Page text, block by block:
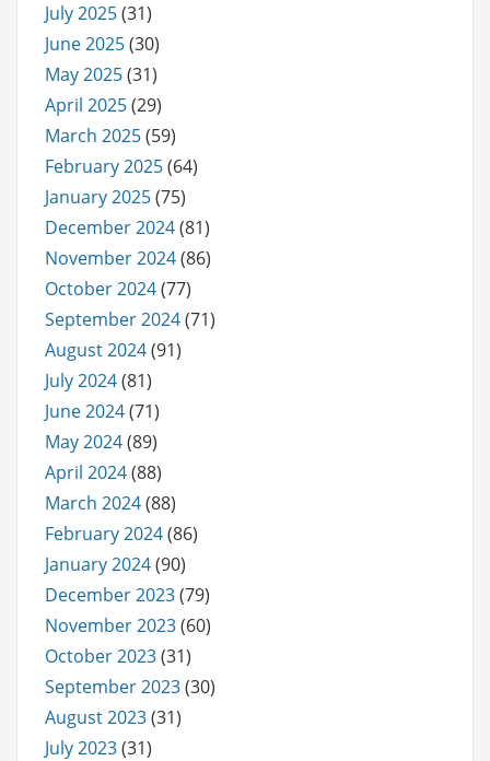
July 2025(31)
June 2025(30)
May 2025(31)
April 2025(29)
March 2025(59)
February 2025(64)
January 2025(75)
December 2024(81)
November 2024(86)
October 2024(77)
September 2024(71)
August 2024(91)
July 2024(81)
June 2024(71)
May 2024(89)
April 2024(88)
March 2024(88)
February 2024(86)
January 2024(90)
December 2023(79)
November 2023(60)
October 2023(31)
September 2023(30)
August 2023(31)
July 2023(31)